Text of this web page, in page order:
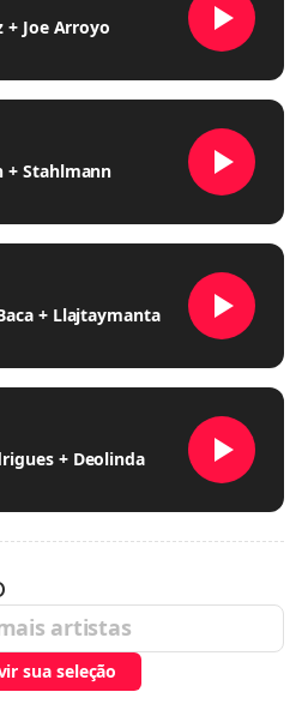
+ Joe Arroyo
+ Stahlmann
+ Llajtaymanta
+ Deolinda
sua seleção